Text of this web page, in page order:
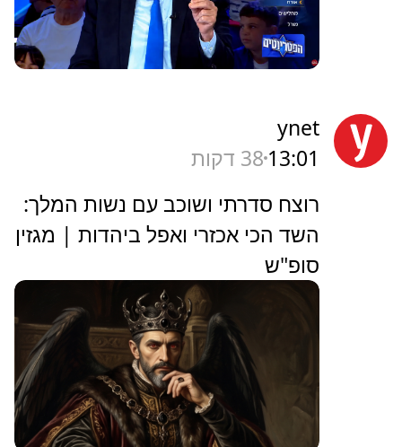
ynet
13:01 38 דקות
רוצח סדרתי ושוכב עם נשות המלך:
השד הכי אכזרי ואפל ביהדות | מגזין
סופ"ש